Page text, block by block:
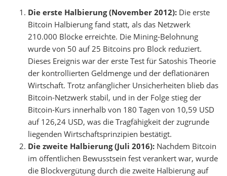
Die erste Halbierung (November 2012): Die erste
Bitcoin Halbierung fand statt, als das Netzwerk
210.000 Blöcke erreichte. Die Mining-Belohnung
wurde von 50 auf 25 Bitcoins pro Block reduziert.
Dieses Ereignis war der erste Test für Satoshis Theorie
der kontrollierten Geldmenge und der deflationären
Wirtschaft. Trotz anfänglicher Unsicherheiten blieb das
Bitcoin-Netzwerk stabil, und in der Folge stieg der
Bitcoin-Kurs innerhalb von 180 Tagen von 10,59 USD
auf 126,24 USD, was die Tragfähigkeit der zugrunde
liegenden Wirtschaftsprinzipien bestätigt.
Die zweite Halbierung (Juli 2016): Nachdem Bitcoin
im öffentlichen Bewusstsein fest verankert war, wurde
die Blockvergütung durch die zweite Halbierung auf